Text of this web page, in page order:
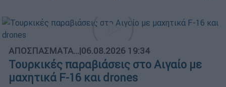
ΑΠΟΣΠΑΣΜΑΤΑ...|06.08.2026 19:34
Τουρκικές παραβιάσεις στο Αιγαίο με
μαχητικά F-16 και drones